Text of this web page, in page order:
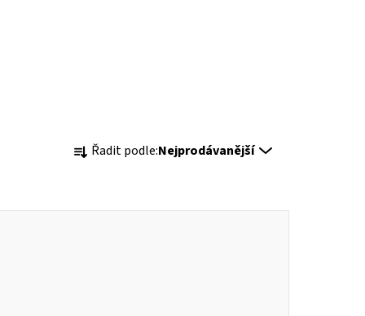
Ř
z
Řadit podle:Nejprodávanější